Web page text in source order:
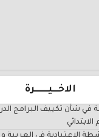
الاخـــيـــــــرة
في شأن تكييف البرامج